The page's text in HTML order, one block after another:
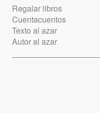
Regalar libros
Cuentacuentos
Texto al azar
Autor al azar